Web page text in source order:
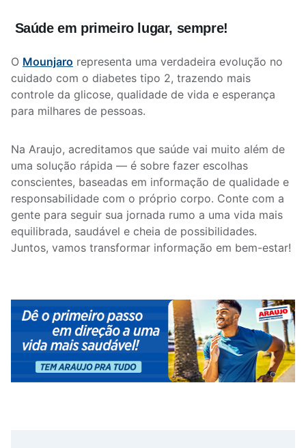
Saúde em primeiro lugar, sempre!
O Mounjaro representa uma verdadeira evolução no
cuidado com o diabetes tipo 2, trazendo mais
controle da glicose, qualidade de vida e esperança
para milhares de pessoas.
Na Araujo, acreditamos que saúde vai muito além de
uma solução rápida — é sobre fazer escolhas
conscientes, baseadas em informação de qualidade e
responsabilidade com o próprio corpo. Conte com a
gente para seguir sua jornada rumo a uma vida mais
equilibrada, saudável e cheia de possibilidades.
Juntos, vamos transformar informação em bem-estar!